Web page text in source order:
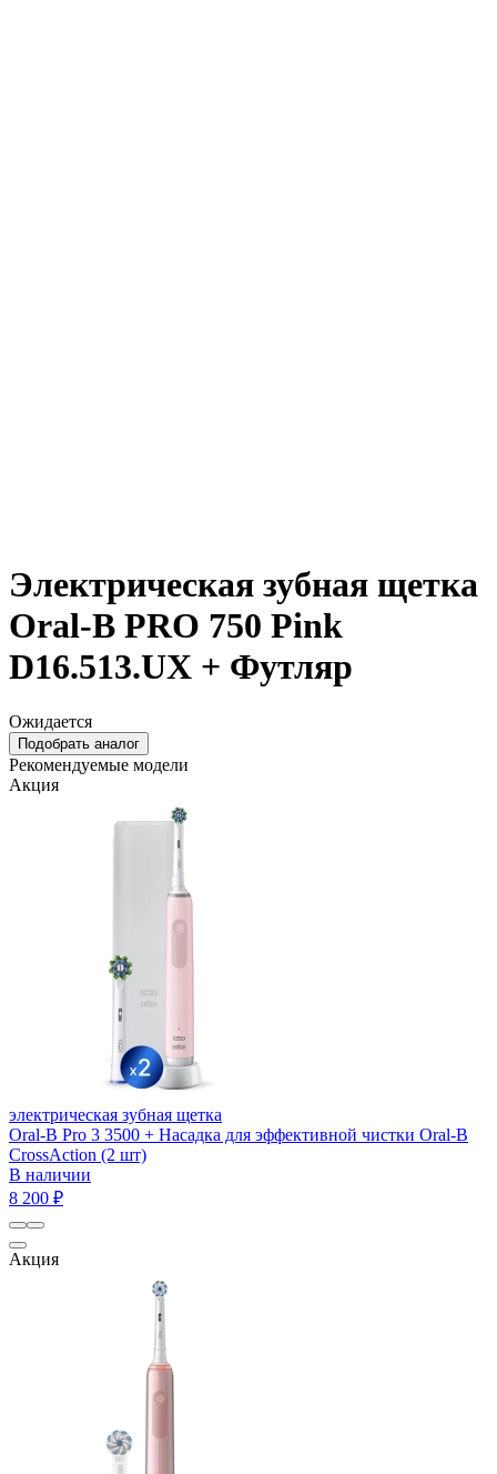
Электрическая зубная щетка
Oral-B PRO 750 Pink
D16.513.UX + Футляр
Ожидается
Подобрать аналог
Рекомендуемые модели
Акция
электрическая зубная щетка
Oral-B Pro 3 3500 + Насадка для эффективной чистки Oral-B
CrossAction (2 шт)
В наличии
8 200 ₽
Акция